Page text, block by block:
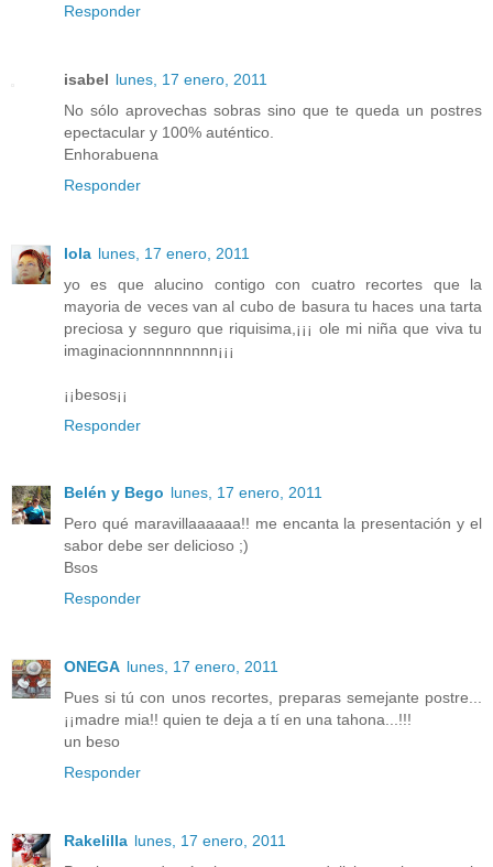
Responder
isabel lunes, 17 enero, 2011
No sólo aprovechas sobras sino que te queda un postres
epectacular y 100% auténtico.
Enhorabuena
Responder
lola lunes, 17 enero, 2011
yo es que alucino contigo con cuatro recortes que la
mayoria de veces van al cubo de basura tu haces una tarta
preciosa y seguro que riquisima,¡¡¡ ole mi niña que viva tu
imaginacionnnnnnnnn¡¡¡
¡¡besos¡¡
Responder
Belén y Bego lunes, 17 enero, 2011
Pero qué maravillaaaaaa!! me encanta la presentación y el
sabor debe ser delicioso ;)
Bsos
Responder
ONEGA lunes, 17 enero, 2011
Pues si tú con unos recortes, preparas semejante postre...
¡¡madre mia!! quien te deja a tí en una tahona...!!!
un beso
Responder
Rakelilla lunes, 17 enero, 2011